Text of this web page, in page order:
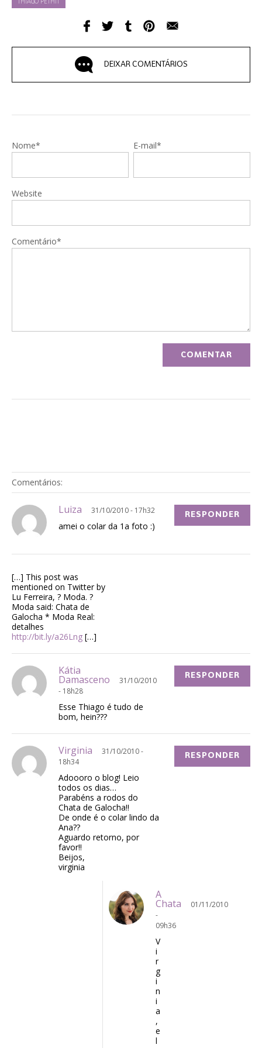
THIAGO PETHIT
DEIXAR COMENTÁRIOS
Nome* E-mail*
Website
Comentário*
Comentários:
Luiza 31/10/2010 - 17h32
amei o colar da 1a foto :)
RESPONDER
[…] This post was
mentioned on Twitter by
Lu Ferreira, ? Moda. ?
Moda said: Chata de
Galocha * Moda Real:
detalhes
http://bit.ly/a26Lng […]
Kátia
Damasceno
31/10/2010
- 18h28
Esse Thiago é tudo de
bom, hein???
RESPONDER
Virginia
31/10/2010 -
18h34
Adoooro o blog! Leio
todos os dias…
Parabéns a rodos do
Chata de Galocha!!
De onde é o colar lindo da
Ana??
Aguardo retorno, por
favor!!
Beijos,
virginia
RESPONDER
A
Chata
01/11/2010
-
09h36
V
i
r
g
i
n
i
a
,
e
l